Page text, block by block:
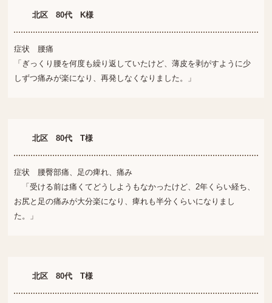
北区 80代 K様
症状 腰痛
「ぎっくり腰を何度も繰り返していたけど、薄皮を剥がすように少
しずつ痛みが楽になり、再発しなくなりました。」
北区 80代 T様
症状 腰臀部痛、足の痺れ、痛み
「受ける前は痛くてどうしようもなかったけど、2年くらい経ち、
お尻と足の痛みが大分楽になり、痺れも半分くらいになりまし
た。」
北区 80代 T様